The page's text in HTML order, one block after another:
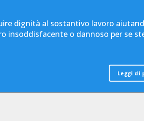
dignità al sostantivo lavoro
insoddisfacente o dannoso per se
Leggi di